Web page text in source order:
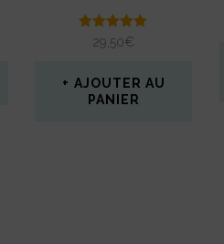
Note
5.00
29,50€
AJOUTER AU
PANIER